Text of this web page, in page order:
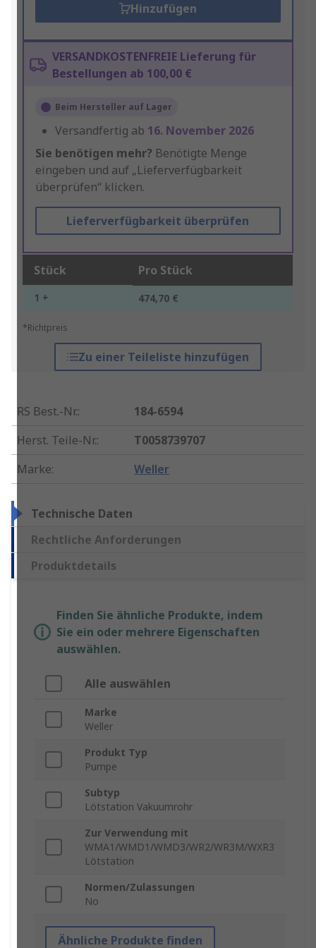
Hinzufügen
VERSANDKOSTENFREIE Lieferung für
Bestellungen ab 100,00 €
Beim Hersteller auf Lager
Versandfertig ab 16. November 2026
Sie benötigen mehr? Benötigte Menge
eingeben und auf „Lieferverfügbarkeit
überprüfen“ klicken.
Lieferverfügbarkeit überprüfen
Stück Pro Stück
1 + 474,70 €
*Richtpreis
Zu einer Teileliste hinzufügen
RS Best.-Nr.:
184-6594
Herst. Teile-Nr.:
T0058739707
Marke: Weller
Technische Daten
Rechtliche Anforderungen
Produktdetails
Finden Sie ähnliche Produkte, indem
Sie ein oder mehrere Eigenschaften
auswählen.
Alle auswählen
Marke
Weller
Produkt Typ
Pumpe
Subtyp
Lötstation Vakuumrohr
Zur Verwendung mit
WMA1/WMD1/WMD3/WR2/WR3M/WXR3
Lötstation
Normen/Zulassungen
No
Ähnliche Produkte finden